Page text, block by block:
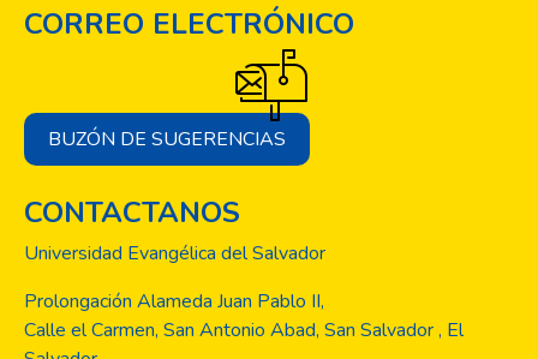
CORREO ELECTRÓNICO
BUZÓN DE SUGERENCIAS
CONTACTANOS
Universidad Evangélica del Salvador
Prolongación Alameda Juan Pablo II,
Calle el Carmen, San Antonio Abad, San Salvador , El